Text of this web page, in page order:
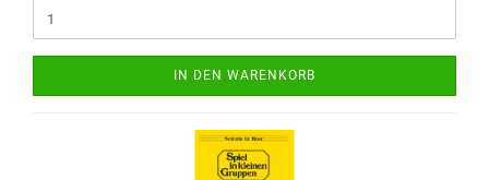
IN DEN WARENKORB